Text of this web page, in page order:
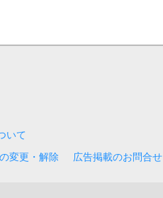
いて
変更・解除
広告掲載のお問合せ